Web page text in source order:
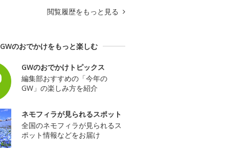
閲覧履歴をもっと見る
GWのおでかけをもっと楽しむ
GWのおでかけトピックス
編集部おすすめの「今年の
GW」の楽しみ方を紹介
ネモフィラが見られるスポット
全国のネモフィラが見られるス
ポット情報などをお届け